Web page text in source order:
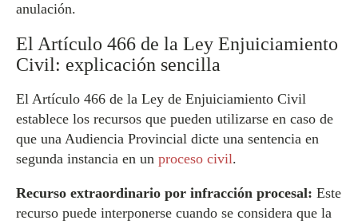
anulación.
El Artículo 466 de la Ley Enjuiciamiento
Civil: explicación sencilla
El Artículo 466 de la Ley de Enjuiciamiento Civil
establece los recursos que pueden utilizarse en caso de
que una Audiencia Provincial dicte una sentencia en
segunda instancia en un proceso civil.
Recurso extraordinario por infracción procesal: Este
recurso puede interponerse cuando se considera que la